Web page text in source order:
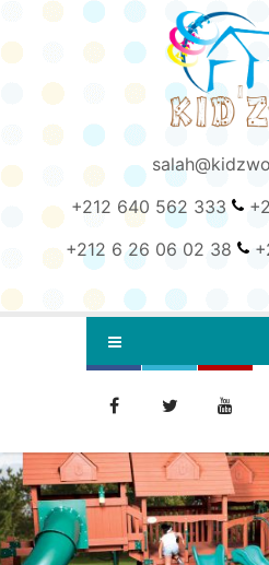
+212 640 562 333
+212 6 26 06 02 38